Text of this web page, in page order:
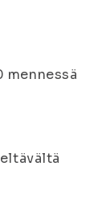
mennessä